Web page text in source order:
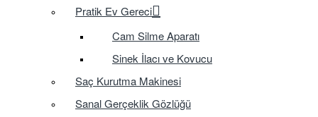
Pratik Ev Gereci
Cam Silme Aparatı
Sinek İlacı ve Kovucu
Saç Kurutma Makinesi
Sanal Gerçeklik Gözlüğü